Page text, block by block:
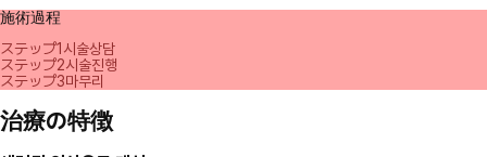
施術過程
ステップ1 시술상담
ステップ2시술진행
ステップ3마무리
治療の特徴